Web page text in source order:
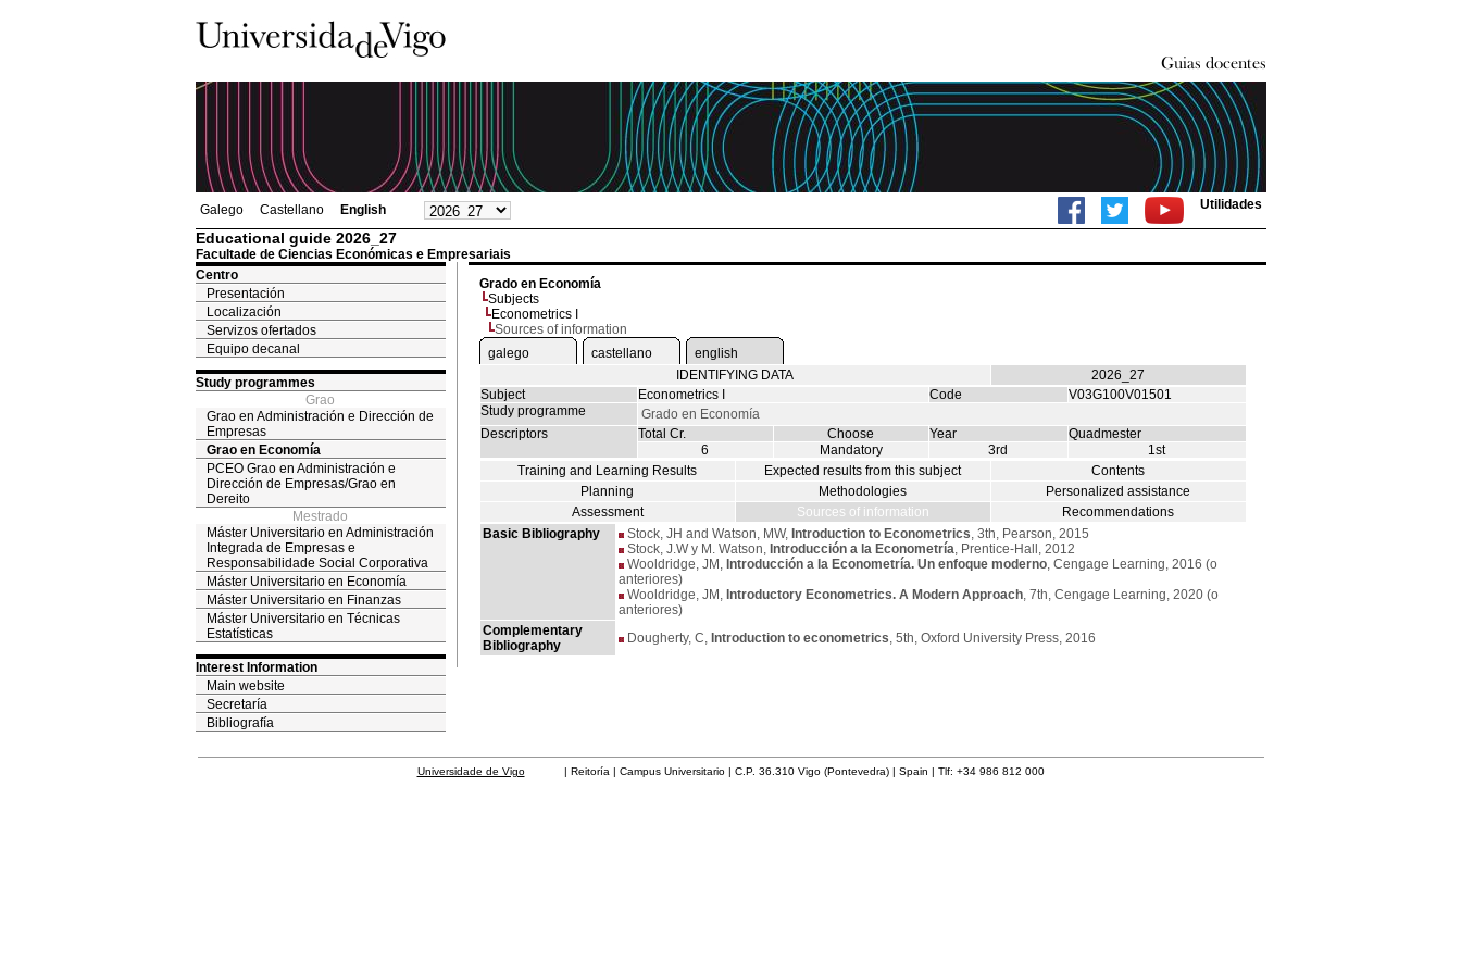
Galego Castellano English Utilidades
Educational guide 2026_27
Facultade de Ciencias Económicas e Empresariais
Centro
Presentación
Localización
Servizos ofertados
Equipo decanal
Study programmes
Grao
Grao en Administración e Dirección de
Empresas
Grao en Economía
PCEO Grao en Administración e
Dirección de Empresas/Grao en
Dereito
Mestrado
Máster Universitario en Administración
Integrada de Empresas e
Responsabilidade Social Corporativa
Máster Universitario en Economía
Máster Universitario en Finanzas
Máster Universitario en Técnicas
Estatísticas
Interest Information
Main website
Secretaría
Bibliografía
Grado en Economía
Subjects
Econometrics I
Sources of information
galego
castellano
english
IDENTIFYING DATA
2026_27
Subject
Econometrics I Code
V03G100V01501
Study programme
Grado en Economía
Descriptors
Total Cr. Choose Year
Quadmester
6
Mandatory 3rd
1st
Training and Learning Results
Expected results from this subject
Contents
Planning
Methodologies
Personalized assistance
Assessment
Sources of information
Recommendations
Basic Bibliography
Stock, JH and Watson, MW, Introduction to Econometrics, 3th, Pearson, 2015
Stock, J.W y M. Watson, Introducción a la Econometría, Prentice-Hall, 2012
Wooldridge, JM, Introducción a la Econometría. Un enfoque moderno, Cengage Learning, 2016 (o
anteriores)
Wooldridge, JM, Introductory Econometrics. A Modern Approach, 7th, Cengage Learning, 2020 (o
anteriores)
Complementary
Bibliography
Dougherty, C, Introduction to econometrics, 5th, Oxford University Press, 2016
Universidade de Vigo| Reitoría | Campus Universitario | C.P. 36.310 Vigo (Pontevedra) | Spain | Tlf: +34 986 812 000